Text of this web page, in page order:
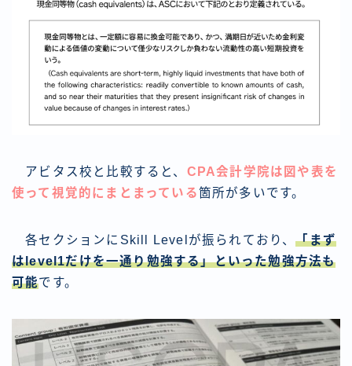
アビタス校と比較すると、 CPA会計学院は図や表を
使って視覚的にまとまっている箇所が多いです。
各セクションにSkill Levelが振られており、「まず
はlevel1だけを一通り勉強する」といった勉強方法も
可能です。